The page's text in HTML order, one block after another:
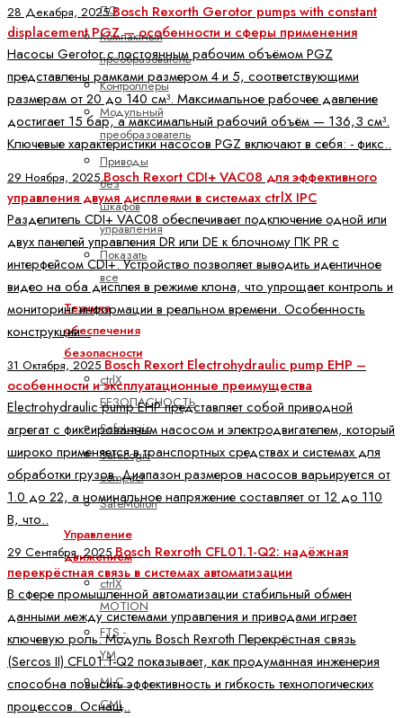
ПО
Компактный
преобразователь
Контроллеры
Модульный
преобразователь
Приводы
без
шкафов
управления
Показать
все
Техника
обеспечения
безопасности
ctrlX
БЕЗОПАСНОСТЬ
SafeLogic
SafeLogic
compact
SafeMotion
Управление
движением
ctrlX
MOTION
FTS -
YM
MLC -
CML
28 Декабря, 2025Bosch Rexorth Gerotor pumps with constant
displacement PGZ — особенности и сферы применения
Насосы Gerotor с постоянным рабочим объёмом PGZ
представлены рамками размером 4 и 5, соответствующими
размерам от 20 до 140 см³. Максимальное рабочее давление
достигает 15 бар, а максимальный рабочий объём — 136,3 см³.
Ключевые характеристики насосов PGZ включают в себя: - фикс..
29 Ноября, 2025Bosch Rexort CDI+ VAC08 для эффективного
управления двумя дисплеями в системах ctrlX IPC
Разделитель CDI+ VAC08 обеспечивает подключение одной или
двух панелей управления DR или DE к блочному ПК PR с
интерфейсом CDI+. Устройство позволяет выводить идентичное
видео на оба дисплея в режиме клона, что упрощает контроль и
мониторинг информации в реальном времени. Особенность
конструкции ..
31 Октября, 2025 Bosch Rexort Electrohydraulic pump EHP –
особенности и эксплуатационные преимущества
Electrohydraulic pump EHP представляет собой приводной
агрегат с фиксированным насосом и электродвигателем, который
широко применяется в транспортных средствах и системах для
обработки грузов. Диапазон размеров насосов варьируется от
1.0 до 22, а номинальное напряжение составляет от 12 до 110
В, что..
29 Сентября, 2025Bosch Rexroth CFL01.1-Q2: надёжная
перекрёстная связь в системах автоматизации
В сфере промышленной автоматизации стабильный обмен
данными между системами управления и приводами играет
ключевую роль. Модуль Bosch Rexroth Перекрёстная связь
(Sercos II) CFL01.1-Q2 показывает, как продуманная инженерия
способна повысить эффективность и гибкость технологических
процессов. Оснащ..